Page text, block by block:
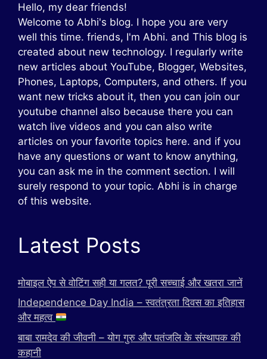
Hello, my dear friends!
Welcome to Abhi's blog. I hope you are very
well this time. friends, I'm Abhi. and This blog is
created about new technology. I regularly write
new articles about YouTube, Blogger, Websites,
Phones, Laptops, Computers, and others. If you
want new tricks about it, then you can join our
youtube channel also because there you can
watch live videos and you can also write
articles on your favorite topics here. and if you
have any questions or want to know anything,
you can ask me in the comment section. I will
surely respond to your topic. Abhi is in charge
of this website.
Latest Posts
मोबाइल ऐप से वोटिंग सही या गलत? पूरी सच्चाई और खतरा जानें
Independence Day India – स्वतंत्रता दिवस का इतिहास
और महत्व
बाबा रामदेव की जीवनी – योग गुरु और पतंजलि के संस्थापक की
कहानी